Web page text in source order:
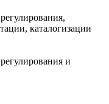
каталогизации
и